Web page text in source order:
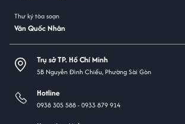
Thư ký tòa soạn
Văn Quốc Nhân
Trụ sở TP. Hồ Chí Minh
5B Nguyễn Đình Chiểu, Phường Sài Gòn
Hotline
0938 305 588 -0933 879 914